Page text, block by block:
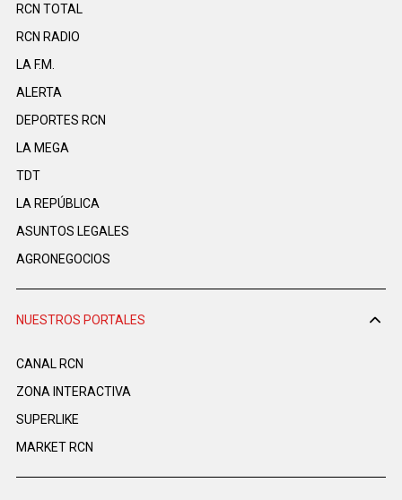
RCN TOTAL
RCN RADIO
LA F.M.
ALERTA
DEPORTES RCN
LA MEGA
TDT
LA REPÚBLICA
ASUNTOS LEGALES
AGRONEGOCIOS
NUESTROS PORTALES
CANAL RCN
ZONA INTERACTIVA
SUPERLIKE
MARKET RCN